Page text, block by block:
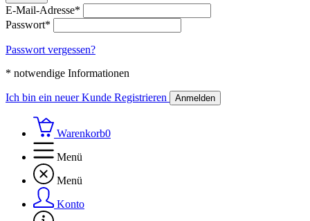
E-Mail-Adresse*
Passwort*
Passwort vergessen?
* notwendige Informationen
Ich bin ein neuer Kunde Registrieren Anmelden
Warenkorb0
Menü
Menü
Konto